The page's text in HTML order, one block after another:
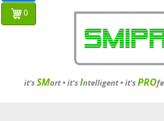
it'sSMart •it'sIntelligent•it'sPRO
0